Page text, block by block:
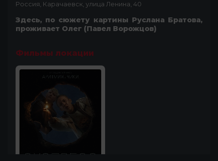
Россия, Карачаевск, улица Ленина, 40
Здесь, по сюжету картины Руслана Братова,
проживает Олег (Павел Ворожцов)
Фильмы локации